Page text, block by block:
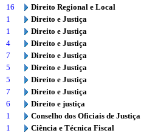
16
Direito Regional e Local
1
Direito e Justiça
1
Direito e Justiça
4
Direito e Justiça
7
Direito e Justiça
5
Direito e Justiça
5
Direito e Justiça
7
Direito e Justiça
6
Direito e justiça
1
Conselho dos Oficiais de Justiça
1
Ciência e Técnica Fiscal